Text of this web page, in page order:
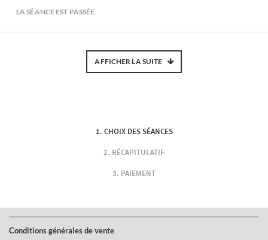
LA SÉANCE EST PASSÉE
AFFICHER LA SUITE
CHOIX DES SÉANCES
RÉCAPITULATIF
PAIEMENT
Conditions générales de vente